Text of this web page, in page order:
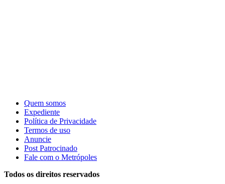
Quem somos
Expediente
Política de Privacidade
Termos de uso
Anuncie
Post Patrocinado
Fale com o Metrópoles
Todos os direitos reservados